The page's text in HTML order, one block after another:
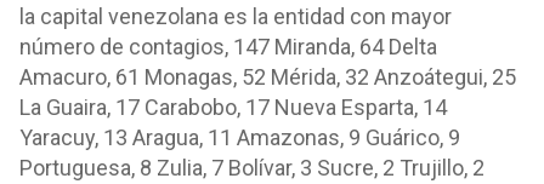
la capital venezolana es la entidad con mayor
número de contagios, 147 Miranda, 64 Delta
Amacuro, 61 Monagas, 52 Mérida, 32 Anzoátegui, 25
La Guaira, 17 Carabobo, 17 Nueva Esparta, 14
Yaracuy, 13 Aragua, 11 Amazonas, 9 Guárico, 9
Portuguesa, 8 Zulia, 7 Bolívar, 3 Sucre, 2 Trujillo, 2